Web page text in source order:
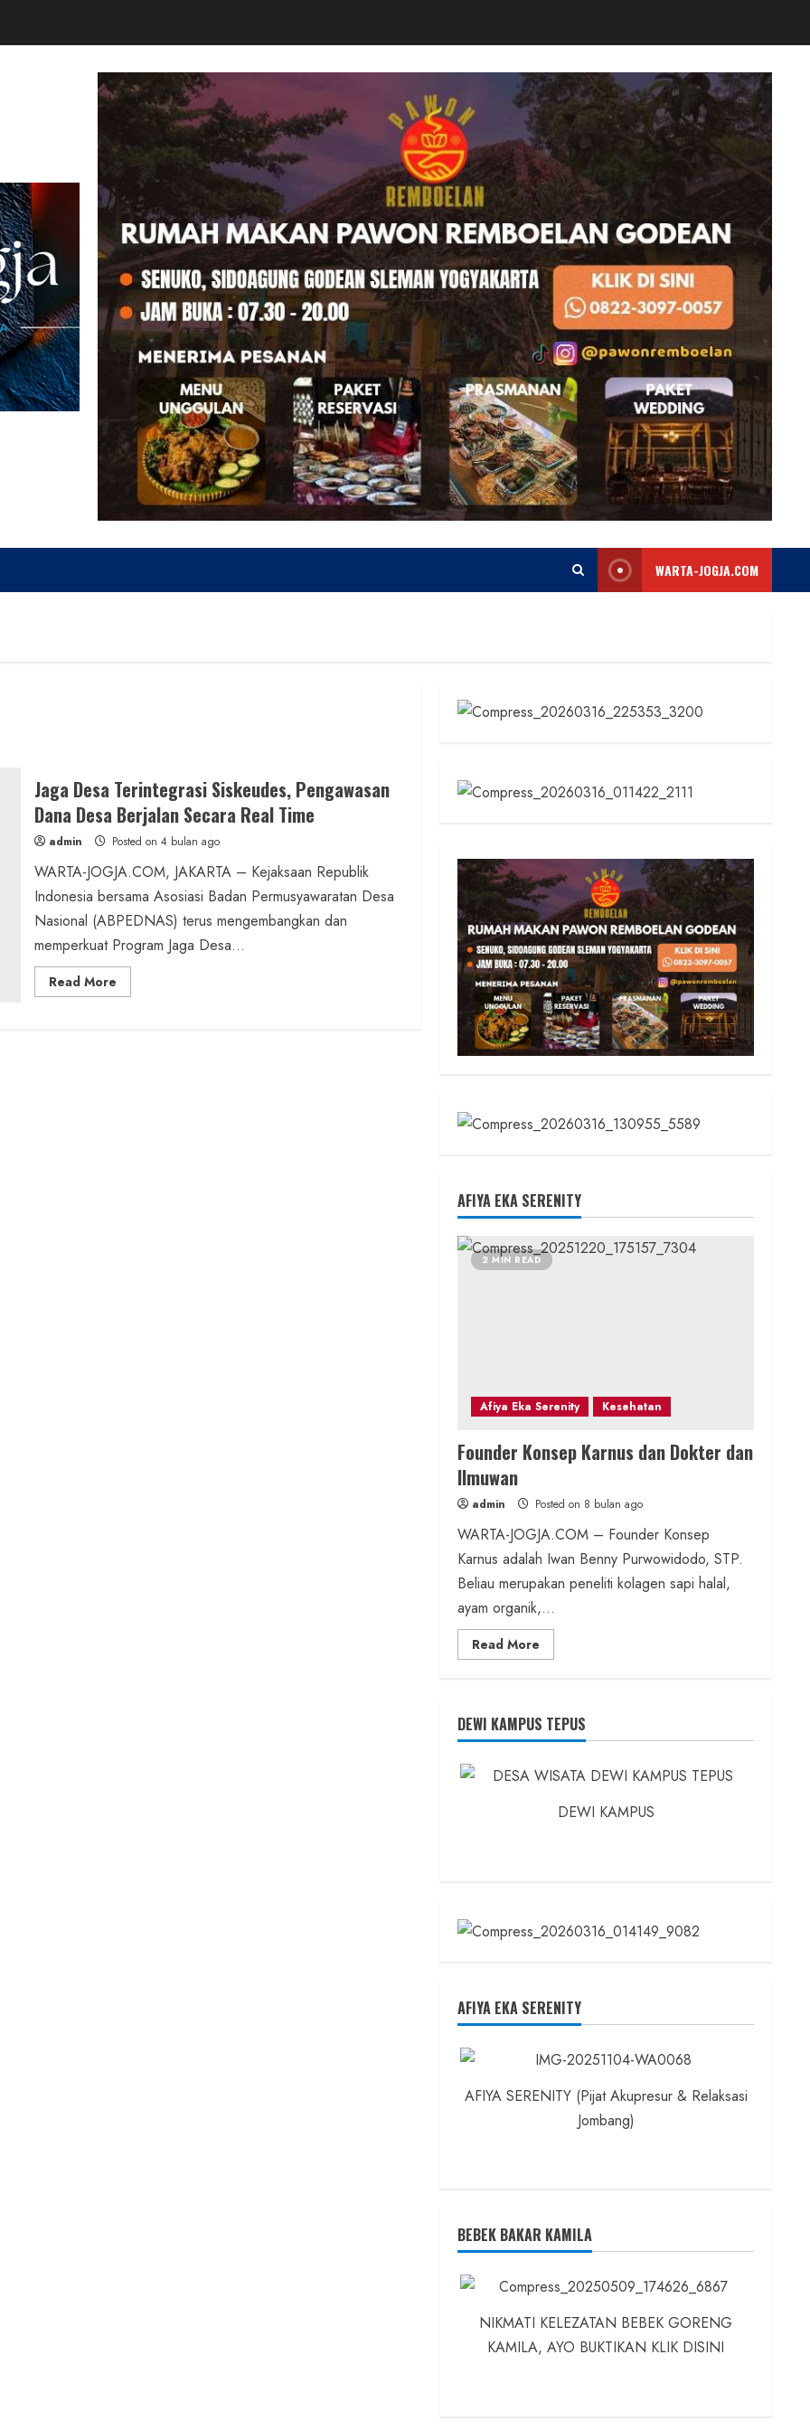
WARTA-JOGJA.COM
Jaga Desa Terintegrasi Siskeudes, Pengawasan
Dana Desa Berjalan Secara Real Time
admin Posted on 4 bulan ago
WARTA-JOGJA.COM, JAKARTA – Kejaksaan Republik
Indonesia bersama Asosiasi Badan Permusyawaratan Desa
Nasional (ABPEDNAS) terus mengembangkan dan
memperkuat Program Jaga Desa...
Read MoreRead
more
AFIYA EKA SERENITY
2 MIN READ
Afiya Eka Serenity Kesehatan
Founder Konsep Karnus dan Dokter dan
Ilmuwan
admin Posted on 8 bulan ago
WARTA-JOGJA.COM – Founder Konsep
Karnus adalah Iwan Benny Purwowidodo, STP.
Beliau merupakan peneliti kolagen sapi halal,
ayam organik,...
Read More
more
dan
Dokter
dan
DEWI KAMPUS TEPUS
DEWI KAMPUS
AFIYA EKA SERENITY
AFIYA SERENITY (Pijat Akupresur & Relaksasi
Jombang)
BEBEK BAKAR KAMILA
NIKMATI KELEZATAN BEBEK GORENG
KAMILA, AYO BUKTIKAN KLIK DISINI